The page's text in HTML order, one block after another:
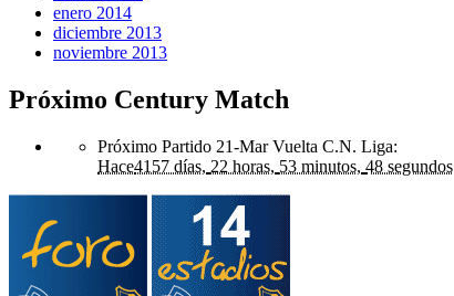
enero 2014
diciembre 2013
noviembre 2013
Próximo Century Match
Próximo Partido 21-Mar Vuelta C.N. Liga:
Hace4157 días, 22 horas, 53 minutos, 48 segundos